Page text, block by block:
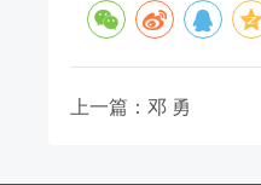
上一篇：邓 勇